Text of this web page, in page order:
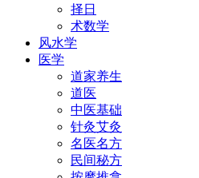
择日
术数学
风水学
医学
道家养生
道医
中医基础
针灸艾灸
名医名方
民间秘方